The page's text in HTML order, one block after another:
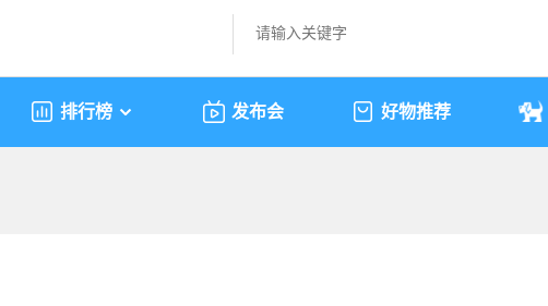
排行榜 发布会 好物推荐